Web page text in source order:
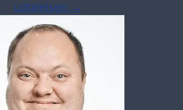
udtalelsen →